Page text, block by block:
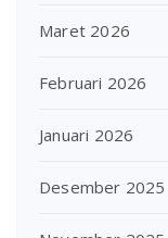
Maret 2026
Februari 2026
Januari 2026
Desember 2025